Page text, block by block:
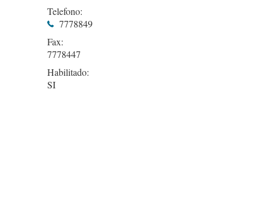
Telefono:
7778849
Fax:
7778447
Habilitado:
SI